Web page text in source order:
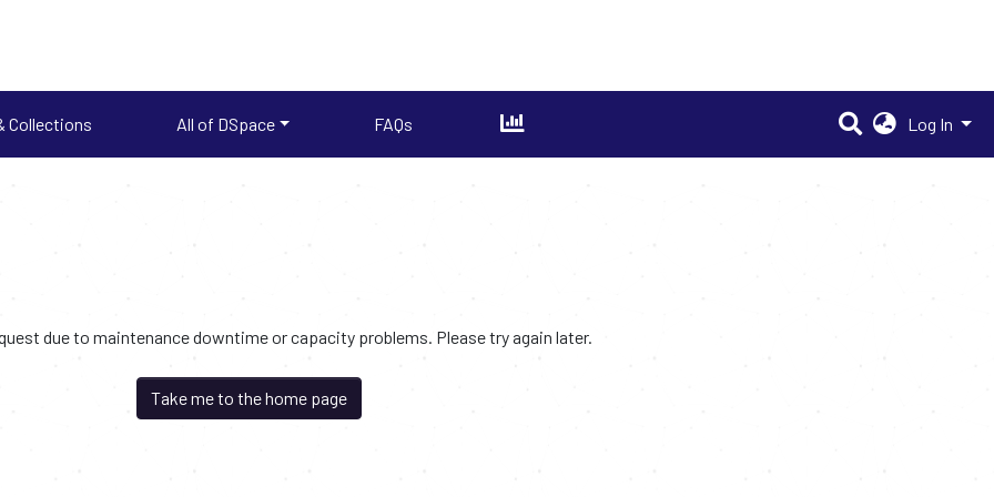
Collections All of DSpace FAQs Log In
due to maintenance downtime or capacity problems. Please try again later.
Take me to the home page